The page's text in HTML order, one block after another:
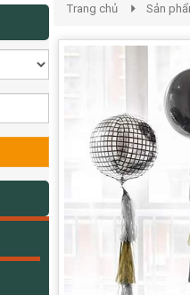
Trang chủ Sản